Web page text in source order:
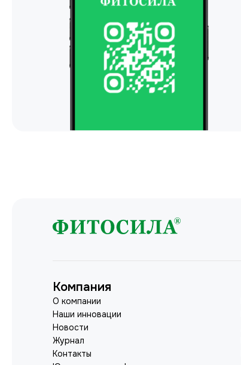
Компания
О компании
Наши инновации
Новости
Журнал
Контакты